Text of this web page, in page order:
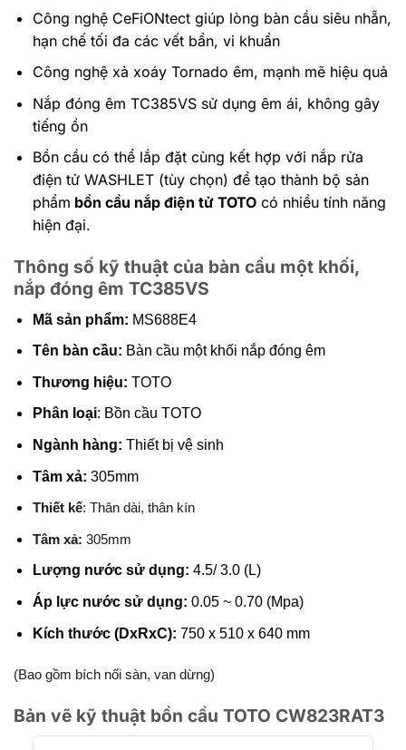
Công nghệ CeFiONtect giúp lòng bàn cầu siêu nhẵn,
hạn chế tối đa các vết bẩn, vi khuẩn
Công nghệ xả xoáy Tornado êm, mạnh mẽ hiệu quả
Nắp đóng êm TC385VS sử dụng êm ái, không gây
tiếng ồn
Bồn cầu có thể lắp đặt cùng kết hợp với nắp rửa
điện tử WASHLET (tùy chọn) để tạo thành bộ sản
phẩm bồn cầu nắp điện tử TOTOcó nhiều tính năng
hiện đại.
Thông số kỹ thuật của bàn cầu một khối,
nắp đóng êm TC385VS
Mã sản phẩm: MS688E4
Tên bàn cầu: Bàn cầu một khối nắp đóng êm
Thương hiệu: TOTO
Phân loại: Bồn cầu TOTO
Ngành hàng: Thiết bị vệ sinh
Tâm xả: 305mm
Thiết kế: Thân dài, thân kín
Tâm xả: 305mm
Lượng nước sử dụng: 4.5/ 3.0 (L)
Áp lực nước sử dụng: 0.05 ~ 0.70 (Mpa)
Kích thước (DxRxC): 750 x 510 x 640 mm
(Bao gồm bích nối sàn, van dừng)
Bản vẽ kỹ thuật bồn cầu TOTO CW823RAT3